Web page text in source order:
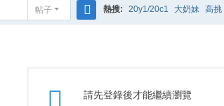
帖子 熱搜: 20y1/20c1 大奶妹 高挑
請先登錄後才能繼續瀏覽